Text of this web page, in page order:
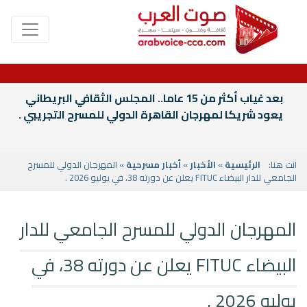
بعد غياب أكثر من 15 عاما.. المجلس الثقافي البريطاني
يعود شريكا لمهرجان القاهرة الدولي للمسرح التجريبي .
انت هنا: الرئيسية» الأخبار»أخبار مسرحية» المهرجان الدولي للمسرح
الجامعي للدار البيضاء FITUC يعلن عن دورته 38، في يوليو 2026 .
المهرجان الدولي للمسرح الجامعي للدار
البيضاء FITUC يعلن عن دورته 38، في